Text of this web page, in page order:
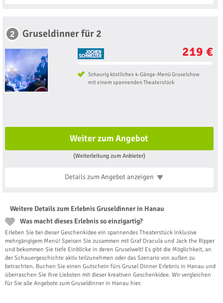
2 Gruseldinner für 2
219 €
Schaurig köstliches 4-Gänge-Menü Gruselshow
mit einem spannenden Theaterstück
Weiter zum Angebot
(Weiterleitung zum Anbieter)
Details zum Angebotanzeigen
Weitere Details zum Erlebnis Gruseldinner in Hanau
Was macht dieses Erlebnis so einzigartig?
Erleben Sie bei dieser Geschenkidee ein spannendes Theaterstück inklusive
mehrgängigem Menü! Speisen Sie zusammen mit Graf Dracula und Jack the Ripper
und bekommen Sie tiefe Einblicke in deren Gruselwelt! Es gibt die Möglichkeit, an
der Schauergeschichte aktiv teilzunehmen oder das Szenario von außen zu
betrachten. Buchen Sie einen Gutschein fürs Grusel Dinner Erlebnis in Hanau und
überraschen Sie Ihre Liebsten mit dieser kreativen Geschenkidee. Wir vergleichen
für Sie alle Angebote zum Gruseldinner in Hanau hier.